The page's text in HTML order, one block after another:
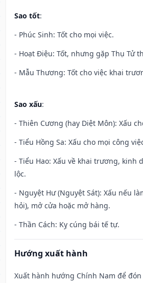
Sao tốt:
- Phúc Sinh: Tốt cho mọi việc.
- Hoạt Điệu: Tốt, nhưng gặp Thụ Tử
- Mẫu Thương: Tốt cho việc khai
Sao xấu:
- Thiên Cương (hay Diệt Môn): Xấu
- Tiểu Hồng Sa: Xấu cho mọi công
- Tiểu Hao: Xấu về khai trương, kinh
lộc.
- Nguyệt Hư (Nguyệt Sát): Xấu nếu
hỏi), mở cửa hoặc mở hàng.
- Thần Cách: Kỵ cúng bái tế tự.
Hướng xuất hành
Xuất hành hướng Chính Nam để đón